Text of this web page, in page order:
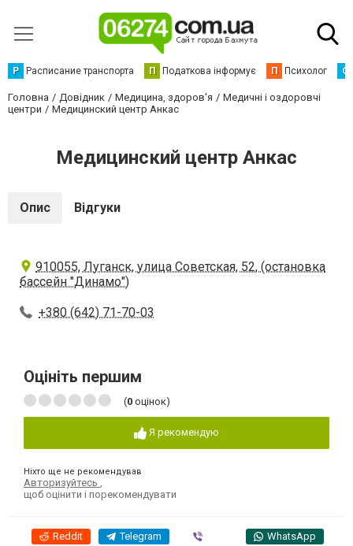
Р Расписание транспорта П Податкова інформує П Психолог С
Головна Довідник Медицина, здоров'я
Медичні і оздоровчі
центри
Медицинский центр Анкас
Медицинский центр Анкас
Опис Відгуки
910055, Луганск, улица Советская, 52, (остановка
бассейн "Динамо")
+380 (642) 71-70-03
Оцініть першим
(0 оцінок)
Я рекомендую
Ніхто ще не рекомендував
Авторизуйтесь
щоб оцінити і порекомендувати
Reddit Telegram WhatsApp